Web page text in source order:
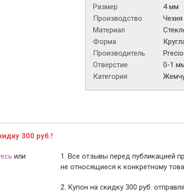
Размер
4 мм
Производство
Чехия
Материал
Форма
Производитель
Отверстие
0-1
Категория
300 руб.!
или
1. Все отзывы перед публикацией
не относящиеся к конкретному
2. Купон на скидку 300 руб.